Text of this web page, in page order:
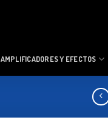
AMPLIFICADORES Y EFECTOS